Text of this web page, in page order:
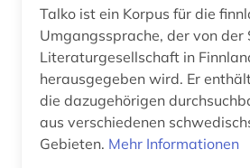
Talko ist ein Korpus für die
Umgangssprache, der von der
Literaturgesellschaft in
herausgegeben wird. Er
die dazugehörigen
aus verschiedenen
Gebieten. Mehr Informationen